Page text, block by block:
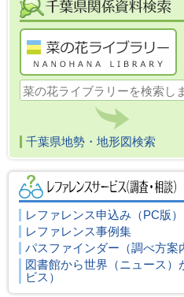
千葉県地勢・地形図検索
レファレンス申込み （PC版）
レファレンス事例集
パスファインダー（調べ方案
図書館から世界（ニュース
ビス）